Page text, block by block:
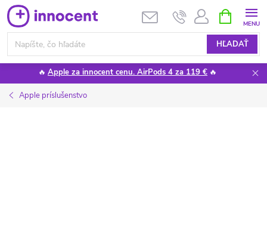
Prejsť
na
obsah
HĽADAŤ
KOŠÍK
🔥 Apple za innocent cenu. AirPods 4 za 119 € 🔥
Apple príslušenstvo